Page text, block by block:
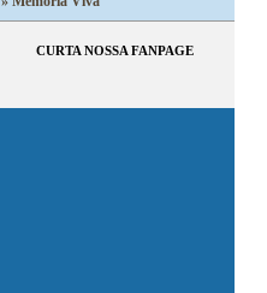
CURTA NOSSA FANPAGE